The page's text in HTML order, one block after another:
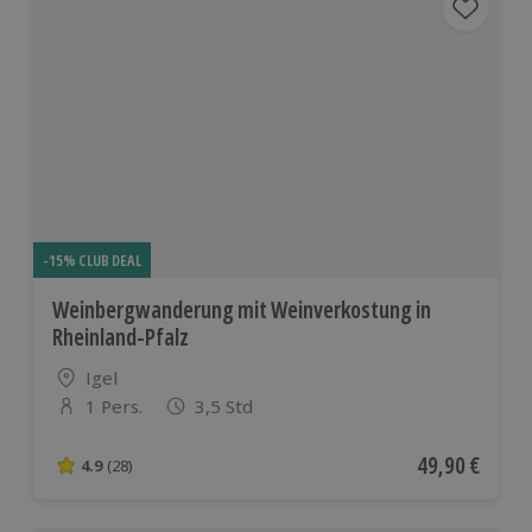
-15% CLUB DEAL
Weinbergwanderung mit Weinverkostung in
Rheinland-Pfalz
Standort
Igel
Anzahl der Teilnehmer
1 Pers. 3,5 Std
4.9 von 5 Sternen basierend auf 28 Bewertungen
4.9 (28) Aktueller
49,90 €